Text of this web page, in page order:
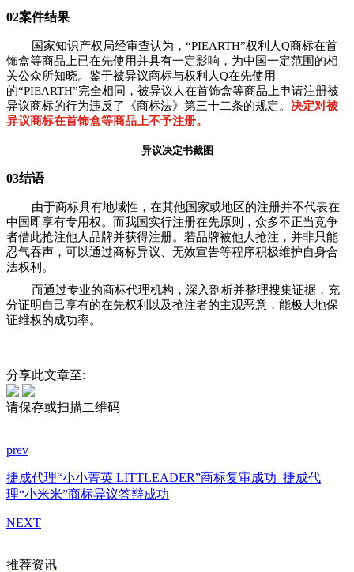
02案件结果
国家知识产权局经审查认为，“PIEARTH”权利人Q商标在首
饰盒等商品上已在先使用并具有一定影响，为中国一定范围的相
关公众所知晓。鉴于被异议商标与权利人Q在先使用
的“PIEARTH”完全相同，被异议人在首饰盒等商品上申请注册被
异议商标的行为违反了《商标法》第三十二条的规定。 决定对被
异议商标在首饰盒等商品上不予注册。
异议决定书截图
03结语
由于商标具有地域性，在其他国家或地区的注册并不代表在
中国即享有专用权。而我国实行注册在先原则，众多不正当竞争
者借此抢注他人品牌并获得注册。若品牌被他人抢注，并非只能
忍气吞声，可以通过商标异议、无效宣告等程序积极维护自身合
法权利。
而通过专业的商标代理机构，深入剖析并整理搜集证据，充
分证明自己享有的在先权利以及抢注者的主观恶意，能极大地保
证维权的成功率。
分享此文章至:
请保存或扫描二维码
prev
捷成代理“小小菁英 LITTLEADER”商标复审成功 捷成代
理“小米米”商标异议答辩成功
NEXT
推荐资讯